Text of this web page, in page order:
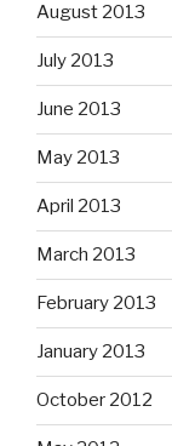
August 2013
July 2013
June 2013
May 2013
April 2013
March 2013
February 2013
January 2013
October 2012